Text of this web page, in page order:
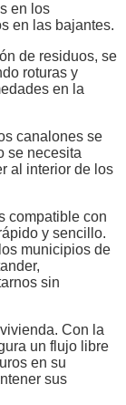
en los
en las bajantes.
de residuos, se
roturas y
en la
canalones se
se necesita
al interior de los
compatible con
y sencillo.
municipios de
sin
Con la
un flujo libre
en su
sus